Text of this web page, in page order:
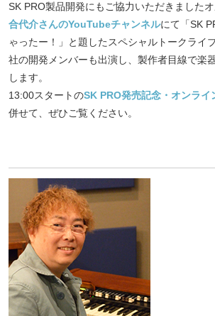
SK PRO製品開発にもご協力いただきました
合代介さんのYouTubeチャンネルにて「SK
ゃったー！」と題したスペシャルトークライ
社の開発メンバーも出演し、製作者目線で楽
します。
13:00スタートのSK PRO発売記念・オンライ
併せて、ぜひご覧ください。